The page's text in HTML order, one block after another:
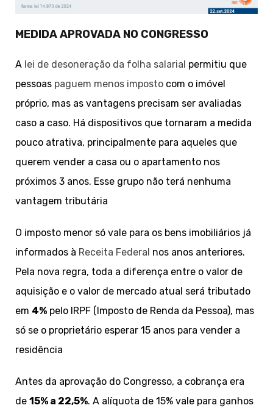
MEDIDA APROVADA NO CONGRESSO
A lei de desoneração da folha salarial permitiu que
pessoas paguem menos imposto com o imóvel
próprio, mas as vantagens precisam ser avaliadas
caso a caso. Há dispositivos que tornaram a medida
pouco atrativa, principalmente para aqueles que
querem vender a casa ou o apartamento nos
próximos 3 anos. Esse grupo não terá nenhuma
vantagem tributária
O imposto menor só vale para os bens imobiliários já
informados à Receita Federal nos anos anteriores.
Pela nova regra, toda a diferença entre o valor de
aquisição e o valor de mercado atual será tributado
em 4% pelo IRPF (Imposto de Renda da Pessoa), mas
só se o proprietário esperar 15 anos para vender a
residência
Antes da aprovação do Congresso, a cobrança era
de 15% a 22,5%. A alíquota de 15% vale para ganhos